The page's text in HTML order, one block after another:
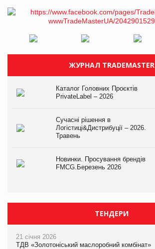
ЖУРНАЛ TRADEMASTER
Каталог Головних Проєктів
PrivateLabel – 2026
Сучасні рішення в
Логістиці&Дистрибуції – 2026.
Травень
Новинки. Просування брендів
FMCG.Березень 2026
ТЕНДЕРИ
21 січня 2026
ТДВ «Золотоніський маслоробний комбінат»